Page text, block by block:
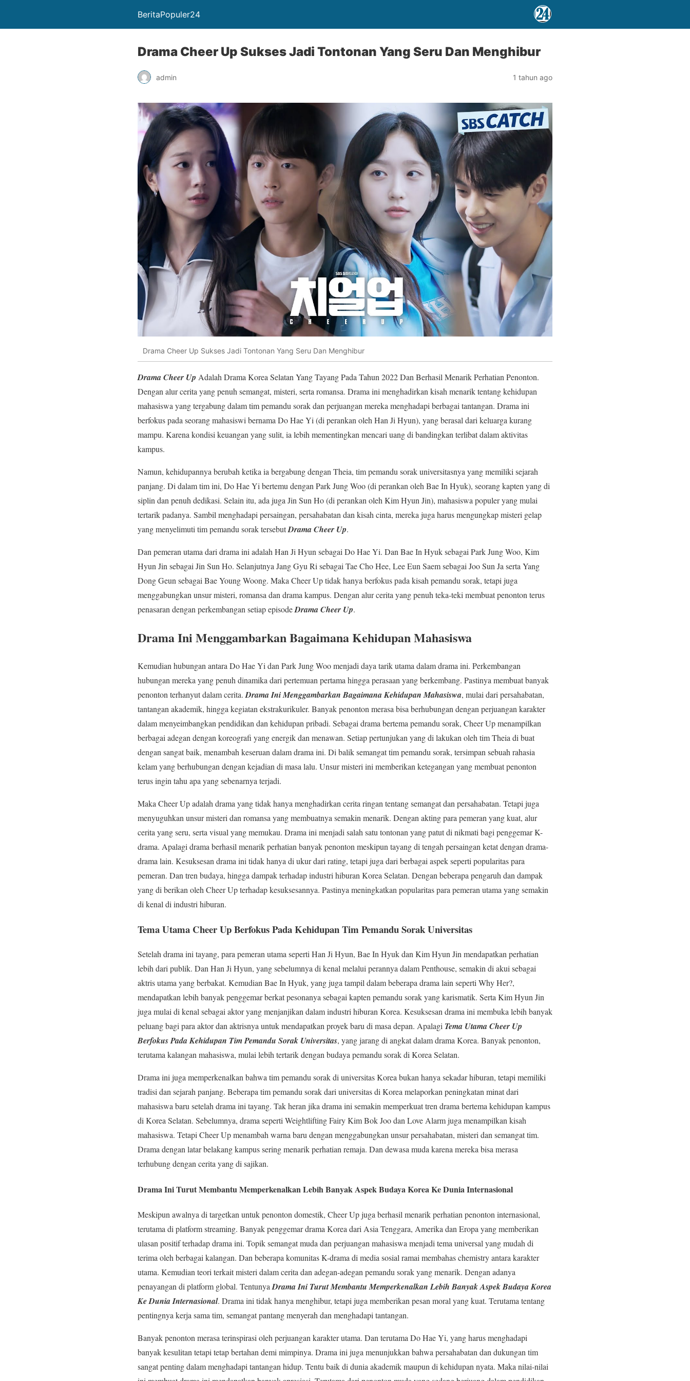
BeritaPopuler24
Drama Cheer Up Sukses Jadi Tontonan Yang Seru Dan Menghibur
admin 1 tahun ago
Drama Cheer Up Sukses Jadi Tontonan Yang Seru Dan Menghibur
Drama Cheer Up Adalah Drama Korea Selatan Yang Tayang Pada Tahun 2022 Dan Berhasil Menarik Perhatian Penonton.
Dengan alur cerita yang penuh semangat, misteri, serta romansa. Drama ini menghadirkan kisah menarik tentang kehidupan
mahasiswa yang tergabung dalam tim pemandu sorak dan perjuangan mereka menghadapi berbagai tantangan. Drama ini
berfokus pada seorang mahasiswi bernama Do Hae Yi (di perankan oleh Han Ji Hyun), yang berasal dari keluarga kurang
mampu. Karena kondisi keuangan yang sulit, ia lebih mementingkan mencari uang di bandingkan terlibat dalam aktivitas
kampus.
Namun, kehidupannya berubah ketika ia bergabung dengan Theia, tim pemandu sorak universitasnya yang memiliki sejarah
panjang. Di dalam tim ini, Do Hae Yi bertemu dengan Park Jung Woo (di perankan oleh Bae In Hyuk), seorang kapten yang di
siplin dan penuh dedikasi. Selain itu, ada juga Jin Sun Ho (di perankan oleh Kim Hyun Jin), mahasiswa populer yang mulai
tertarik padanya. Sambil menghadapi persaingan, persahabatan dan kisah cinta, mereka juga harus mengungkap misteri gelap
yang menyelimuti tim pemandu sorak tersebutDrama Cheer Up.
Dan pemeran utama dari drama ini adalah Han Ji Hyun sebagai Do Hae Yi. Dan Bae In Hyuk sebagai Park Jung Woo, Kim
Hyun Jin sebagai Jin Sun Ho. Selanjutnya Jang Gyu Ri sebagai Tae Cho Hee, Lee Eun Saem sebagai Joo Sun Ja serta Yang
Dong Geun sebagai Bae Young Woong. Maka Cheer Up tidak hanya berfokus pada kisah pemandu sorak, tetapi juga
menggabungkan unsur misteri, romansa dan drama kampus. Dengan alur cerita yang penuh teka-teki membuat penonton terus
penasaran dengan perkembangan setiap episodeDrama Cheer Up.
Drama Ini Menggambarkan Bagaimana Kehidupan Mahasiswa
Kemudian hubungan antara Do Hae Yi dan Park Jung Woo menjadi daya tarik utama dalam drama ini. Perkembangan
hubungan mereka yang penuh dinamika dari pertemuan pertama hingga perasaan yang berkembang. Pastinya membuat banyak
penonton terhanyut dalam cerita. Drama Ini Menggambarkan Bagaimana Kehidupan Mahasiswa, mulai dari persahabatan,
tantangan akademik, hingga kegiatan ekstrakurikuler. Banyak penonton merasa bisa berhubungan dengan perjuangan karakter
dalam menyeimbangkan pendidikan dan kehidupan pribadi. Sebagai drama bertema pemandu sorak, Cheer Up menampilkan
berbagai adegan dengan koreografi yang energik dan menawan. Setiap pertunjukan yang di lakukan oleh tim Theia di buat
dengan sangat baik, menambah keseruan dalam drama ini. Di balik semangat tim pemandu sorak, tersimpan sebuah rahasia
kelam yang berhubungan dengan kejadian di masa lalu. Unsur misteri ini memberikan ketegangan yang membuat penonton
terus ingin tahu apa yang sebenarnya terjadi.
Maka Cheer Up adalah drama yang tidak hanya menghadirkan cerita ringan tentang semangat dan persahabatan. Tetapi juga
menyuguhkan unsur misteri dan romansa yang membuatnya semakin menarik. Dengan akting para pemeran yang kuat, alur
cerita yang seru, serta visual yang memukau. Drama ini menjadi salah satu tontonan yang patut di nikmati bagi penggemar K-
drama. Apalagi drama berhasil menarik perhatian banyak penonton meskipun tayang di tengah persaingan ketat dengan drama-
drama lain. Kesuksesan drama ini tidak hanya di ukur dari rating, tetapi juga dari berbagai aspek seperti popularitas para
pemeran. Dan tren budaya, hingga dampak terhadap industri hiburan Korea Selatan. Dengan beberapa pengaruh dan dampak
yang di berikan oleh Cheer Up terhadap kesuksesannya. Pastinya meningkatkan popularitas para pemeran utama yang semakin
di kenal di industri hiburan.
Tema Utama Cheer Up Berfokus Pada Kehidupan Tim Pemandu Sorak Universitas
Setelah drama ini tayang, para pemeran utama seperti Han Ji Hyun, Bae In Hyuk dan Kim Hyun Jin mendapatkan perhatian
lebih dari publik. Dan Han Ji Hyun, yang sebelumnya di kenal melalui perannya dalam Penthouse, semakin di akui sebagai
aktris utama yang berbakat. Kemudian Bae In Hyuk, yang juga tampil dalam beberapa drama lain seperti Why Her?,
mendapatkan lebih banyak penggemar berkat pesonanya sebagai kapten pemandu sorak yang karismatik. Serta Kim Hyun Jin
juga mulai di kenal sebagai aktor yang menjanjikan dalam industri hiburan Korea. Kesuksesan drama ini membuka lebih banyak
peluang bagi para aktor dan aktrisnya untuk mendapatkan proyek baru di masa depan. Apalagi Tema Utama Cheer Up
Berfokus Pada Kehidupan Tim Pemandu Sorak Universitas, yang jarang di angkat dalam drama Korea. Banyak penonton,
terutama kalangan mahasiswa, mulai lebih tertarik dengan budaya pemandu sorak di Korea Selatan.
Drama ini juga memperkenalkan bahwa tim pemandu sorak di universitas Korea bukan hanya sekadar hiburan, tetapi memiliki
tradisi dan sejarah panjang. Beberapa tim pemandu sorak dari universitas di Korea melaporkan peningkatan minat dari
mahasiswa baru setelah drama ini tayang. Tak heran jika drama ini semakin memperkuat tren drama bertema kehidupan kampus
di Korea Selatan. Sebelumnya, drama seperti Weightlifting Fairy Kim Bok Joo dan Love Alarm juga menampilkan kisah
mahasiswa. Tetapi Cheer Up menambah warna baru dengan menggabungkan unsur persahabatan, misteri dan semangat tim.
Drama dengan latar belakang kampus sering menarik perhatian remaja. Dan dewasa muda karena mereka bisa merasa
terhubung dengan cerita yang di sajikan.
Drama Ini Turut Membantu Memperkenalkan Lebih Banyak Aspek Budaya Korea Ke Dunia Internasional
Meskipun awalnya di targetkan untuk penonton domestik, Cheer Up juga berhasil menarik perhatian penonton internasional,
terutama di platform streaming. Banyak penggemar drama Korea dari Asia Tenggara, Amerika dan Eropa yang memberikan
ulasan positif terhadap drama ini. Topik semangat muda dan perjuangan mahasiswa menjadi tema universal yang mudah di
terima oleh berbagai kalangan. Dan beberapa komunitas K-drama di media sosial ramai membahas chemistry antara karakter
utama. Kemudian teori terkait misteri dalam cerita dan adegan-adegan pemandu sorak yang menarik. Dengan adanya
penayangan di platform global. Tentunya Drama Ini Turut Membantu Memperkenalkan Lebih Banyak Aspek Budaya Korea
Ke Dunia Internasional. Drama ini tidak hanya menghibur, tetapi juga memberikan pesan moral yang kuat. Terutama tentang
pentingnya kerja sama tim, semangat pantang menyerah dan menghadapi tantangan.
Banyak penonton merasa terinspirasi oleh perjuangan karakter utama. Dan terutama Do Hae Yi, yang harus menghadapi
banyak kesulitan tetapi tetap bertahan demi mimpinya. Drama ini juga menunjukkan bahwa persahabatan dan dukungan tim
sangat penting dalam menghadapi tantangan hidup. Tentu baik di dunia akademik maupun di kehidupan nyata. Maka nilai-nilai